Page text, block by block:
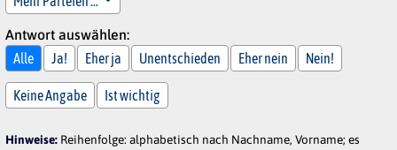
Antwort auswählen:
Alle
Ja! Eher ja Unentschieden Eher nein Nein!
Keine Angabe Ist wichtig
Hinweise: Reihenfolge: alphabetisch nach Nachname, Vorname; es